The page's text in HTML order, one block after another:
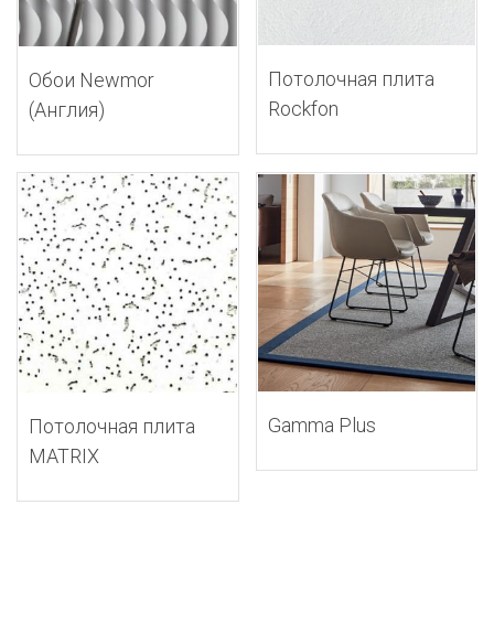
Обои Newmor
(Англия)
Select options
Потолочная плита
Rockfon
Потолочная плита
MATRIX
Gamma Plus